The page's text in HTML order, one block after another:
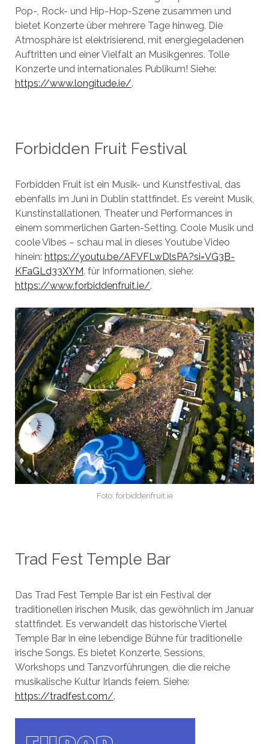
Pop-, Rock- und Hip-Hop-Szene zusammen und
bietet Konzerte über mehrere Tage hinweg. Die
Atmosphäre ist elektrisierend, mit energiegeladenen
Auftritten und einer Vielfalt an Musikgenres. Tolle
Konzerte und internationales Publikum! Siehe:
https://www.longitude.ie/.
Forbidden Fruit Festival
Forbidden Fruit ist ein Musik- und Kunstfestival, das
ebenfalls im Juni in Dublin stattfindet. Es vereint Musik,
Kunstinstallationen, Theater und Performances in
einem sommerlichen Garten-Setting. Coole Musik und
coole Vibes – schau mal in dieses Youtube Video
hinein: https://youtu.be/AFVFLwDlsPA?si=VG3B-
KFaGLd33XYM. für Informationen, siehe:
https://www.forbiddenfruit.ie/.
Foto: forbiddenfruit.ie
Trad Fest Temple Bar
Das Trad Fest Temple Bar ist ein Festival der
traditionellen irischen Musik, das gewöhnlich im Januar
stattfindet. Es verwandelt das historische Viertel
Temple Bar in eine lebendige Bühne für traditionelle
irische Songs. Es bietet Konzerte, Sessions,
Workshops und Tanzvorführungen, die die reiche
musikalische Kultur Irlands feiern. Siehe:
https://tradfest.com/.